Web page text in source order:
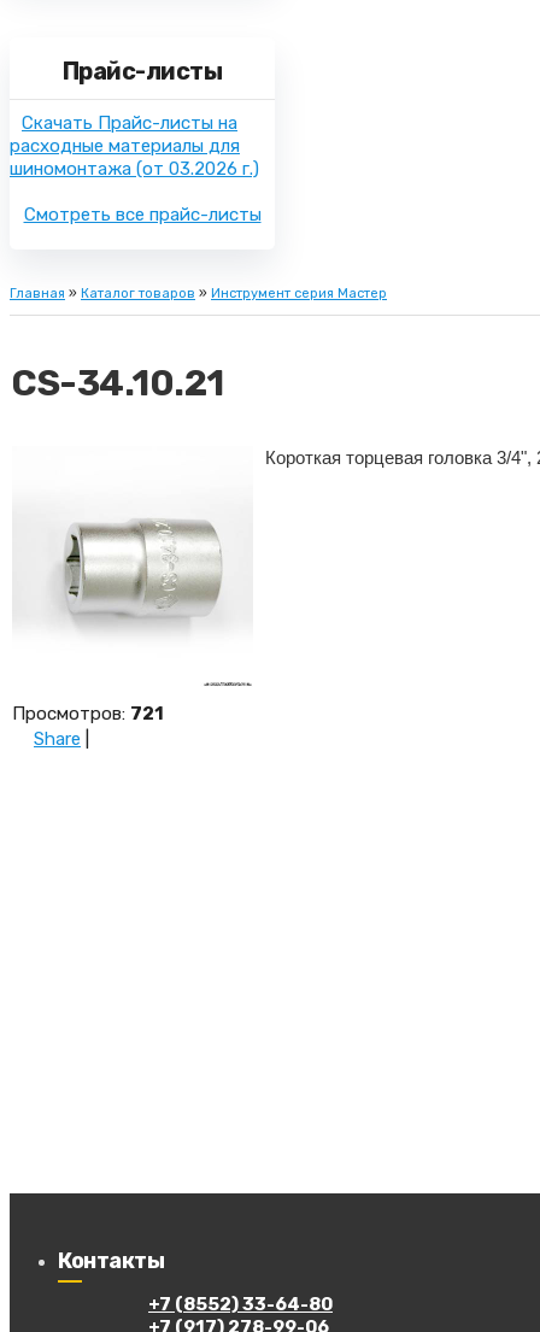
Прайс-листы
Скачать Прайс-листы на
расходные материалы для
шиномонтажа (от 03.2026 г.)
Смотреть все прайс-листы
Главная » Каталог товаров » Инструмент серия Мастер
CS-34.10.21
Короткая торцевая головка 3/
Просмотров: 721
Share
Контакты
+7 (8552) 33-64-80
+7 (917) 278-99-06